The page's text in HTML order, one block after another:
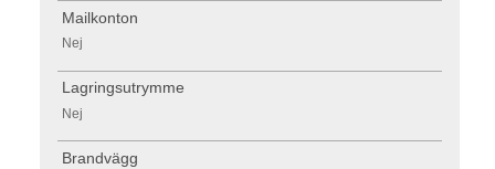
Mailkonton
Nej
Lagringsutrymme
Nej
Brandvägg